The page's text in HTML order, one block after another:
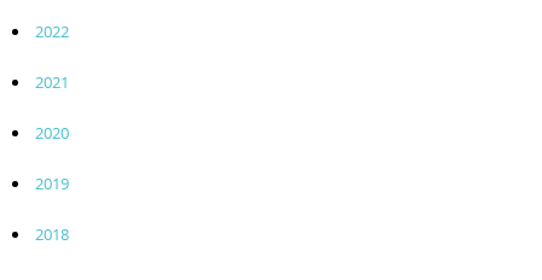
2022
2021
2020
2019
2018